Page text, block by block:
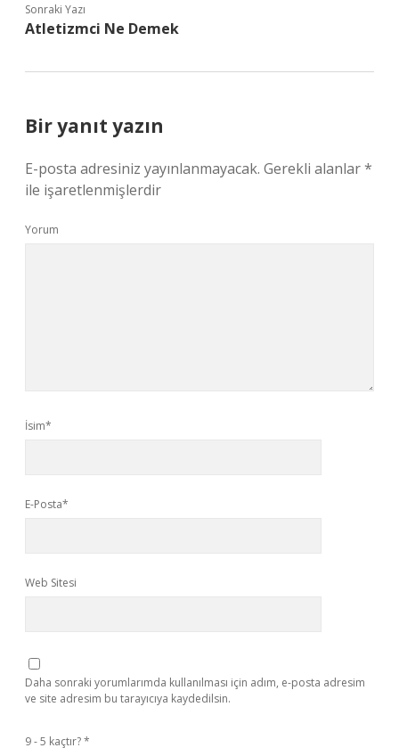
Sonraki Yazı
Atletizmci Ne Demek
Bir yanıt yazın
E-posta adresiniz yayınlanmayacak. Gerekli alanlar*
ile işaretlenmişlerdir
Yorum
İsim*
E-Posta*
Web Sitesi
Daha sonraki yorumlarımda kullanılması için adım, e-posta adresim
ve site adresim bu tarayıcıya kaydedilsin.
9 - 5 kaçtır?*